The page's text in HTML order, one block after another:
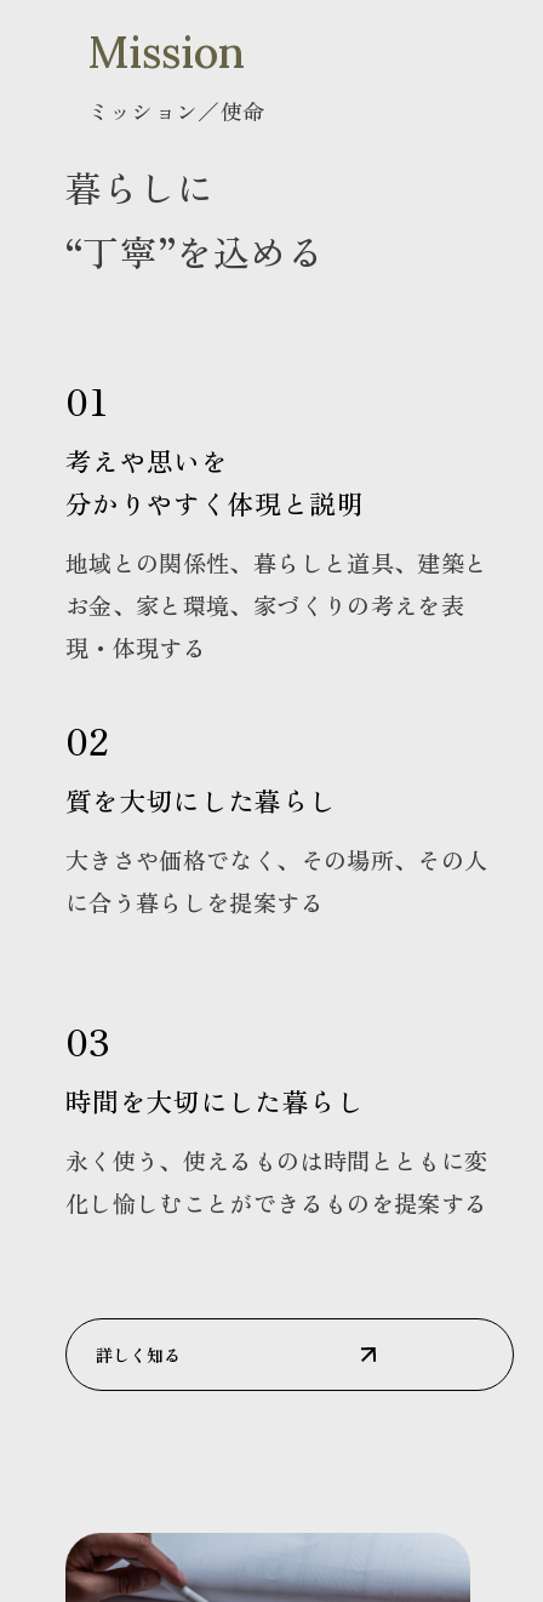
Mission
ミッション／使命
暮らしに
“丁寧”を込める
01
考えや思いを
分かりやすく体現と説明
地域との関係性、暮らしと道具、建築と
お金、家と環境、家づくりの考えを表
現・体現する
02
質を大切にした暮らし
大きさや価格でなく、その場所、その人
に合う暮らしを提案する
03
時間を大切にした暮らし
永く使う、使えるものは時間とともに変
化し愉しむことができるものを提案する
詳しく知る